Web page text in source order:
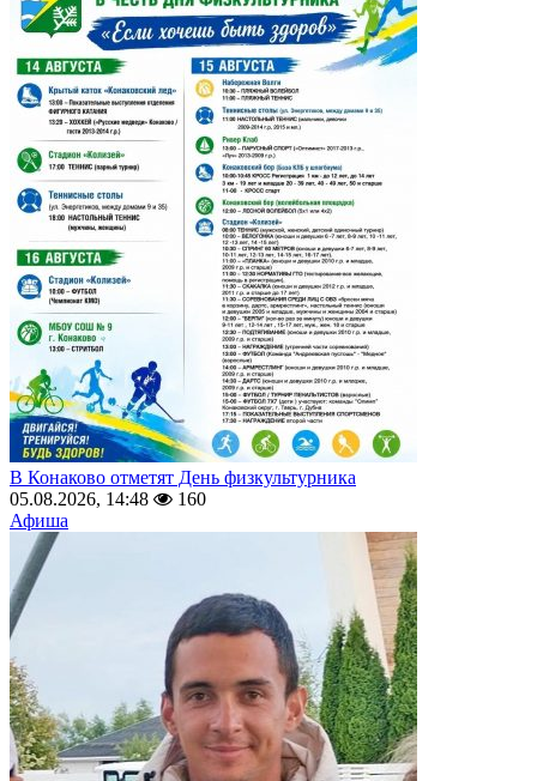
В Конаково отметят День физкультурника
05.08.2026, 14:48
160
Афиша